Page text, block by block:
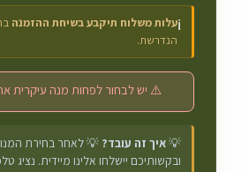
ℹ️עלות משלוח תיקבע בשיחת ההזמנה
הנדרשת.
⚠️ יש לבחור לפחות מנה עיקרית
💡איך זה עובד? 💡 לאחר בחירת
ובקשותיכם יישלחו אלינו מיידית. נציג